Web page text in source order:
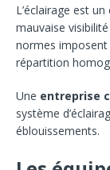
L’éclairage est
mauvaise
normes
répartition
Une entreprise
système
éblouissements.